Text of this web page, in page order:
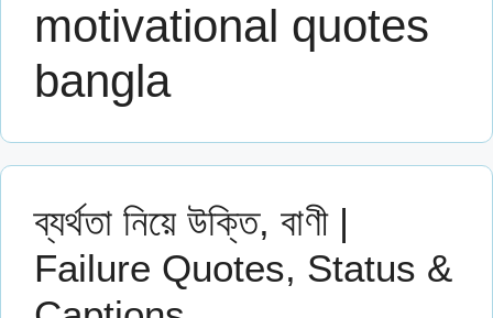
motivational quotes
bangla
ব্যর্থতা নিয়ে উক্তি, বাণী |
Failure Quotes, Status &